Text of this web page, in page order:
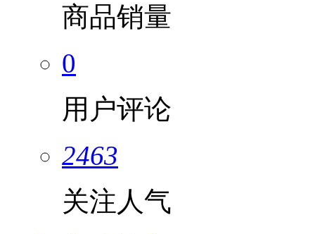
商品销量
0
用户评论
2463
关注人气